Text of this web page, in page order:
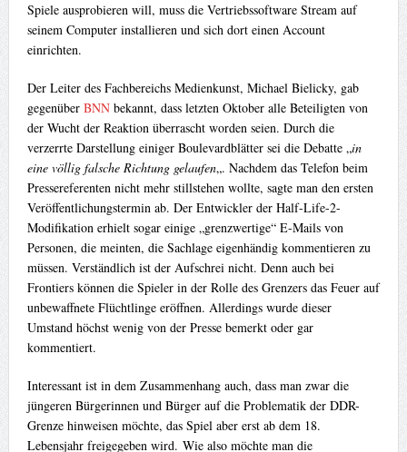
Spiele ausprobieren will, muss die Vertriebssoftware Stream auf
seinem Computer installieren und sich dort einen Account
einrichten.
Der Leiter des Fachbereichs Medienkunst, Michael Bielicky, gab
gegenüber BNNbekannt, dass letzten Oktober alle Beteiligten von
der Wucht der Reaktion überrascht worden seien. Durch die
verzerrte Darstellung einiger Boulevardblätter sei die Debatte „in
eine völlig falsche Richtung gelaufen„. Nachdem das Telefon beim
Pressereferenten nicht mehr stillstehen wollte, sagte man den ersten
Veröffentlichungstermin ab. Der Entwickler der Half-Life-2-
Modifikation erhielt sogar einige „grenzwertige“ E-Mails von
Personen, die meinten, die Sachlage eigenhändig kommentieren zu
müssen. Verständlich ist der Aufschrei nicht. Denn auch bei
Frontiers können die Spieler in der Rolle des Grenzers das Feuer auf
unbewaffnete Flüchtlinge eröffnen. Allerdings wurde dieser
Umstand höchst wenig von der Presse bemerkt oder gar
kommentiert.
Interessant ist in dem Zusammenhang auch, dass man zwar die
jüngeren Bürgerinnen und Bürger auf die Problematik der DDR-
Grenze hinweisen möchte, das Spiel aber erst ab dem 18.
Lebensjahr freigegeben wird. Wie also möchte man die